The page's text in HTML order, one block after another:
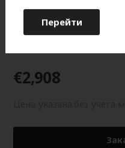
оттенку от изображения на
€2,908
Перейти